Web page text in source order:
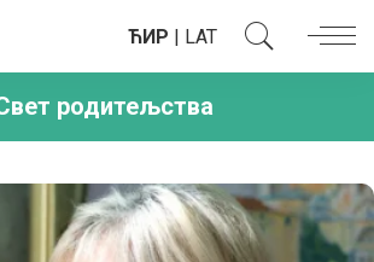
ЋИР | LAT
родитељства